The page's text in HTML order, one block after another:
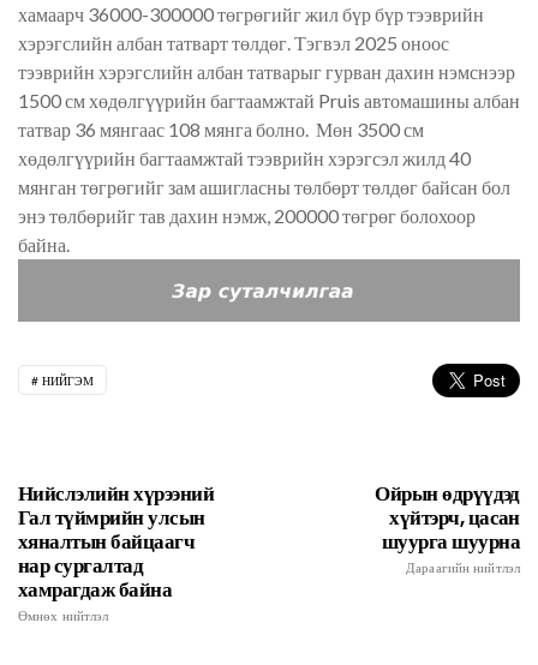
хамаарч 36000-300000 төгрөгийг жил бүр бүр тээврийн
хэрэгслийн албан татварт төлдөг. Тэгвэл 2025 оноос
тээврийн хэрэгслийн албан татварыг гурван дахин нэмснээр
1500 см хөдөлгүүрийн багтаамжтай Pruis автомашины албан
татвар 36 мянгаас 108 мянга болно. Мөн 3500 см
хөдөлгүүрийн багтаамжтай тээврийн хэрэгсэл жилд 40
мянган төгрөгийг зам ашигласны төлбөрт төлдөг байсан бол
энэ төлбөрийг тав дахин нэмж, 200000 төгрөг болохоор
байна.
НИЙГЭМ
Нийслэлийн хүрээний
Гал түймрийн улсын
хяналтын байцаагч
нар сургалтад
хамрагдаж байна
Өмнөх нийтлэл
Ойрын өдрүүдэд
хүйтэрч, цасан
шуурга шуурна
Дараагийн нийтлэл